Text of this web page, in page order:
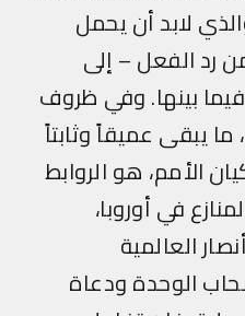
لابد أن يحمل
الفعل – إلى
بينها. وفي ظروف
عميقاً وثابتاً
هو الروابط
في أوروبا،
ودعاة